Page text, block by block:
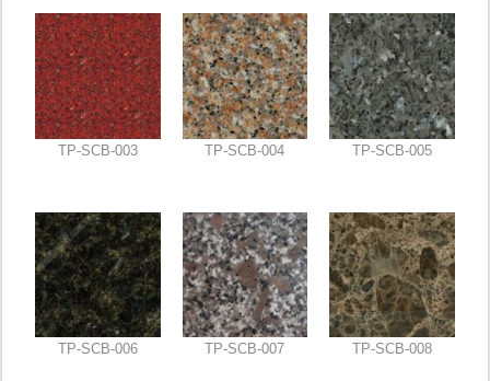
TP-SCB-003 TP-SCB-004 TP-SCB-005
TP-SCB-006 TP-SCB-007 TP-SCB-008